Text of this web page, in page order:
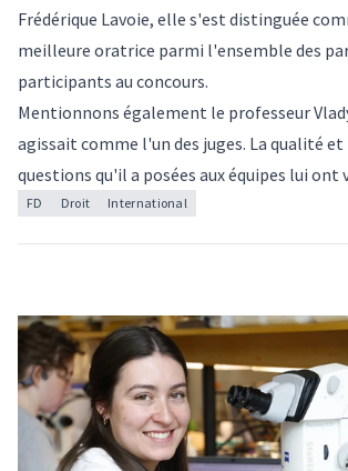
Frédérique Lavoie, elle s'est distinguée
meilleure oratrice parmi l'ensemble des
participants au concours.
Mentionnons également le professeur
agissait comme l'un des juges. La qualité
questions qu'il a posées aux équipes lui ont
FD Droit International